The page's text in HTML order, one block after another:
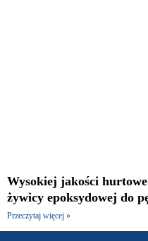
Wysokiej jakości
żywicy epoksydowej do
Przeczytaj więcej »